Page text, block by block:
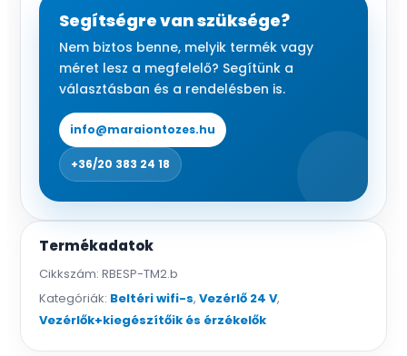
wifi-
vezérlő,
tekerőgombos
Segítségre van szüksége?
Nem biztos benne, melyik termék vagy
méret lesz a megfelelő? Segítünk a
választásban és a rendelésben is.
info@maraiontozes.hu
+36/20 383 24 18
Termékadatok
Cikkszám: RBESP-TM2.b
Kategóriák: Beltéri wifi-s, Vezérlő 24 V,
Vezérlők+kiegészítőik és érzékelők